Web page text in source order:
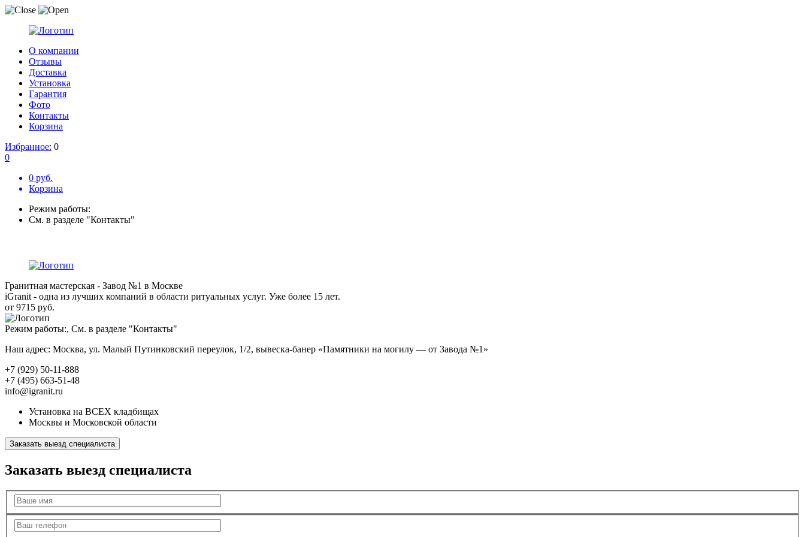
О компании
Отзывы
Доставка
Установка
Гарантия
Фото
Контакты
Корзина
Избранное: 0
0
0 руб.
Корзина
Режим работы:
См. в разделе "Контакты"
Гранитная мастерская - Завод №1 в Москве
iGranit - одна из лучших компаний в области ритуальных услуг. Уже более 15 лет.
от 9715 руб.
Режим работы:, См. в разделе "Контакты"
Наш адрес: Москва, ул. Малый Путинковский переулок, 1/2, вывеска-банер «Памятники на могилу — от Завода №1»
+7 (929) 50-11-888
+7 (495) 663-51-48
info@igranit.ru
Установка на ВСЕХ кладбищах
Москвы и Московской области
Заказать выезд специалиста
Заказать выезд специалиста